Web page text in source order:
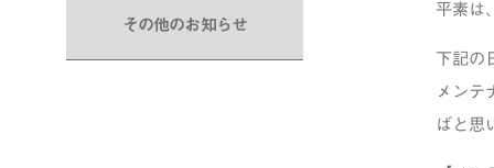
その他のお知らせ
平素は
下記の
メンテ
ばと思